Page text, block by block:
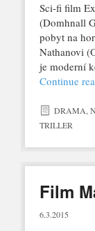
Sci-fi film
(Domhnall
pobyt na
Nathanovi
je moderní
Continue
DRAMA,
TRILLER
Film
6.3.2015